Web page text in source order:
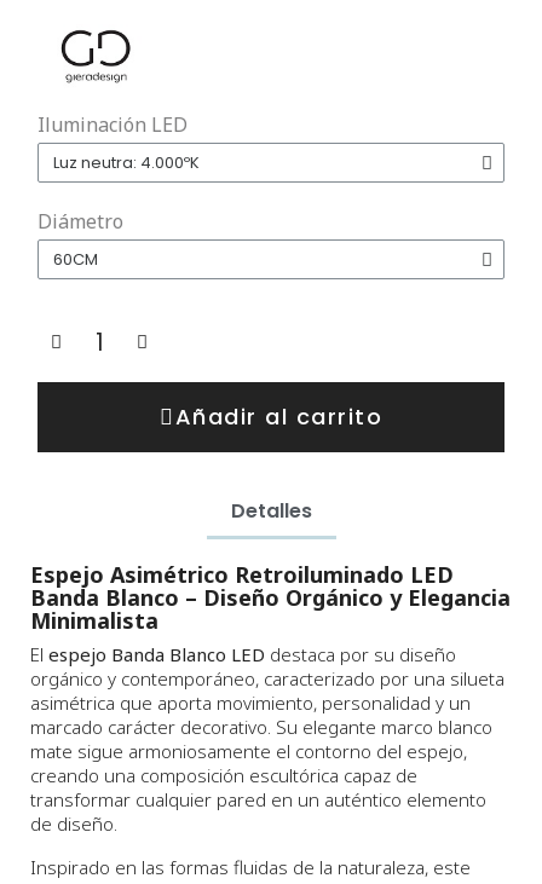
Iluminación LED
Diámetro
Añadir al carrito
Detalles
Espejo Asimétrico Retroiluminado LED
Banda Blanco – Diseño Orgánico y Elegancia
Minimalista
El espejo Banda Blanco LED destaca por su diseño
orgánico y contemporáneo, caracterizado por una silueta
asimétrica que aporta movimiento, personalidad y un
marcado carácter decorativo. Su elegante marco blanco
mate sigue armoniosamente el contorno del espejo,
creando una composición escultórica capaz de
transformar cualquier pared en un auténtico elemento
de diseño.
Inspirado en las formas fluidas de la naturaleza, este